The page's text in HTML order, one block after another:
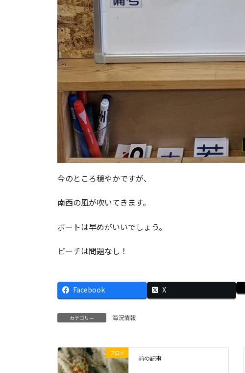
今のところ穏やかですが、
南西の風が吹いてきます。
ボートは早めがいいでしょう。
ビーチは問題なし！
Facebook X
カテゴリー 海況情報
ブログ
前の記事